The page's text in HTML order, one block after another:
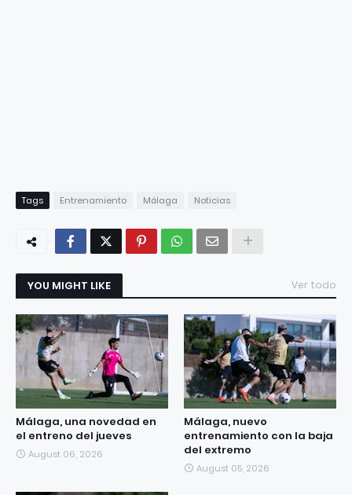
Tags Entrenamiento Málaga Noticias
YOU MIGHT LIKE Ver todo
Málaga, una novedad en
el entreno del jueves
August 06, 2026
Málaga, nuevo
entrenamiento con la baja
del extremo
August 05, 2026